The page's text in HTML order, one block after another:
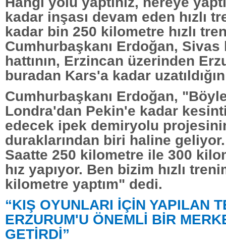
kadar inşası devam eden hızlı
kadar bin 250 kilometre hızlı
Cumhurbaşkanı Erdoğan, Sivas
hattının, Erzincan üzerinden
buradan Kars'a kadar
Cumhurbaşkanı Erdoğan,
Londra'dan Pekin'e kadar
edecek ipek demiryolu
duraklarından biri haline geliyor.
Saatte 250 kilometre ile 300
hız yapıyor. Ben bizim hızlı
kilometre yaptım" dedi.
“KIŞ OYUNLARI İÇİN YAPILAN
ERZURUM'U ÖNEMLİ BİR
GETİRDİ”